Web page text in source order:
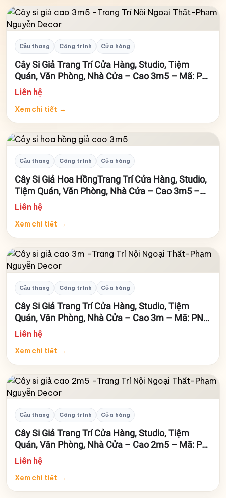
Cầu thang Công trình Cửa hàng
Cây Si Giả Trang Trí Cửa Hàng, Studio, Tiệm
Quán, Văn Phòng, Nhà Cửa – Cao 3m5 – Mã: PN-
CG0251
Liên hệ
Xem chi tiết →
Cầu thang Công trình Cửa hàng
Cây Si Giả Hoa HồngTrang Trí Cửa Hàng, Studio,
Tiệm Quán, Văn Phòng, Nhà Cửa – Cao 3m5 –
Mã: PN-CG0250
Liên hệ
Xem chi tiết →
Cầu thang Công trình Cửa hàng
Cây Si Giả Trang Trí Cửa Hàng, Studio, Tiệm
Quán, Văn Phòng, Nhà Cửa – Cao 3m – Mã: PN-
CG0249
Liên hệ
Xem chi tiết →
Cầu thang Công trình Cửa hàng
Cây Si Giả Trang Trí Cửa Hàng, Studio, Tiệm
Quán, Văn Phòng, Nhà Cửa – Cao 2m5 – Mã: PN-
CG0248
Liên hệ
Xem chi tiết →